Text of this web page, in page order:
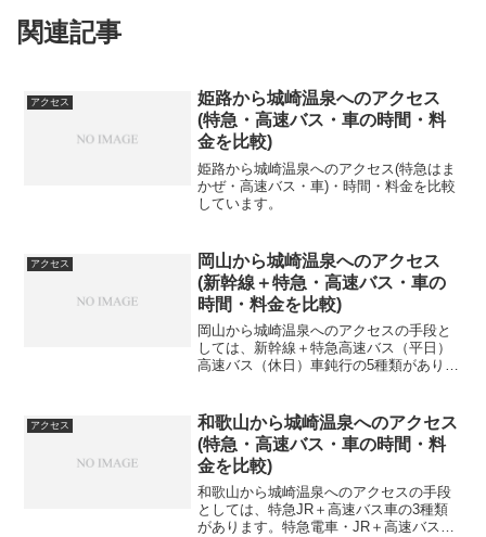
関連記事
アクセス
姫路から城崎温泉へのアクセス
(特急・高速バス・車の時間・料
金を比較)
姫路から城崎温泉へのアクセス(特急はま
かぜ・高速バス・車)・時間・料金を比較
しています。
アクセス
岡山から城崎温泉へのアクセス
(新幹線＋特急・高速バス・車の
時間・料金を比較)
岡山から城崎温泉へのアクセスの手段と
しては、新幹線＋特急高速バス（平日）
高速バス（休日）車鈍行の5種類がありま
交通手段所要時間料金新幹線＋特急2時間
30分6,560円高速バ...
アクセス
和歌山から城崎温泉へのアクセス
(特急・高速バス・車の時間・料
金を比較)
和歌山から城崎温泉へのアクセスの手段
としては、特急JR＋高速バス車の3種類
があります。特急電車・JR＋高速バス・